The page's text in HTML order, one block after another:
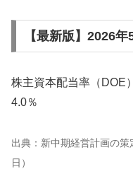
【最新版】2026
株主資本配当率（DOE
4.0％
出典：新中期経営計画の
日）